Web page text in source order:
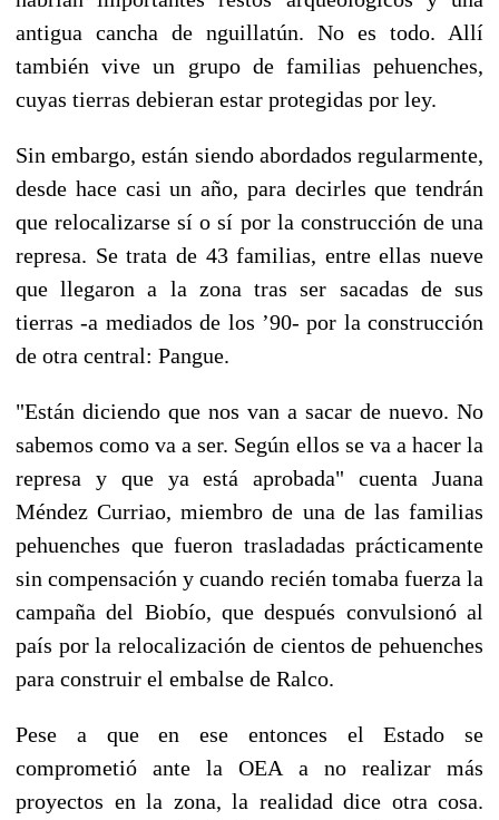
antigua cancha de nguillatún. No es todo. Allí
también vive un grupo de familias pehuenches,
cuyas tierras debieran estar protegidas por ley.
Sin embargo, están siendo abordados regularmente,
desde hace casi un año, para decirles que tendrán
que relocalizarse sí o sí por la construcción de una
represa. Se trata de 43 familias, entre ellas nueve
que llegaron a la zona tras ser sacadas de sus
tierras -a mediados de los ’90- por la construcción
de otra central: Pangue.
"Están diciendo que nos van a sacar de nuevo. No
sabemos como va a ser. Según ellos se va a hacer la
represa y que ya está aprobada" cuenta Juana
Méndez Curriao, miembro de una de las familias
pehuenches que fueron trasladadas prácticamente
sin compensación y cuando recién tomaba fuerza la
campaña del Biobío, que después convulsionó al
país por la relocalización de cientos de pehuenches
para construir el embalse de Ralco.
Pese a que en ese entonces el Estado se
comprometió ante la OEA a no realizar más
proyectos en la zona, la realidad dice otra cosa.